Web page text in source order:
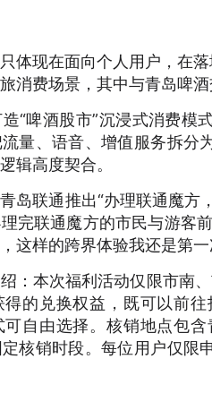
体现在面向个人用户，在
消费场景，其中与青岛啤
“啤酒股市”沉浸式消费模
量、语音、增值服务拆分
辑高度契合。
岛联通推出“办理联通魔方
完联通魔方的市民与游客
这样的跨界体验我还是第一
：本次福利活动仅限市南
得的兑换权益，既可以前
自由选择。核销地点包
核销时段。每位用户仅限